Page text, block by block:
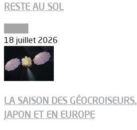
RESTE AU SOL
18 juillet 2026
LA SAISON DES
JAPON ET EN EUROPE